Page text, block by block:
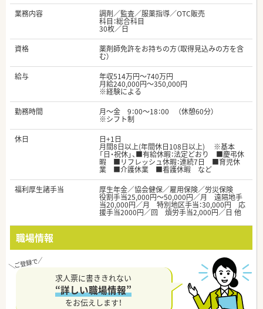
業務内容
調剤／監査／服薬指導／OTC販売
科目：総合科目
30枚／日
資格
薬剤師免許をお持ちの方（取得見込みの方を含
む）
給与
年収514万円～740万円
月給240,000円～350,000円
※経験による
勤務時間
月～金 9：00～18：00 （休憩60分）
※シフト制
休日
日+1日
月間8日以上(年間休日108日以上) ※基本
「日・祝休」、■有給休暇：法定どおり ■慶弔休
暇 ■リフレッシュ休暇：連続7日 ■育児休
業 ■介護休業 ■看護休暇 など
福利厚生諸手当
厚生年金／協会健保／雇用保険／労災保険
役割手当25,000円～50,000円／月 遠隔地手
当20,000円／月 特別地区手当：30,000円 応
援手当2000円／回 煩労手当2,000円／日 他
職場情報
求人票に書ききれない
“詳しい職場情報”
をお伝えします！